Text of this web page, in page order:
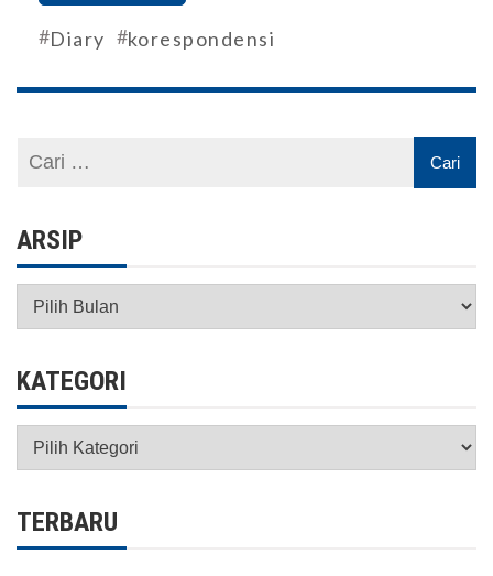
#Diary #korespondensi
ARSIP
Arsip
KATEGORI
Kategori
TERBARU